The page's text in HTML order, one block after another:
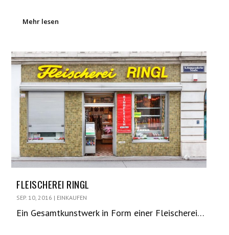
Mehr lesen
FLEISCHEREI RINGL
SEP. 10, 2016 | EINKAUFEN
Ein Gesamtkunstwerk in Form einer Fleischerei…